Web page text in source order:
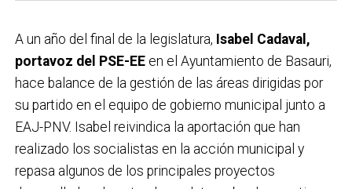
A un año del final de la legislatura, Isabel Cadaval,
portavoz del PSE-EEen el Ayuntamiento de Basauri,
hace balance de la gestión de las áreas dirigidas por
su partido en el equipo de gobierno municipal junto a
EAJ-PNV. Isabel reivindica la aportación que han
realizado los socialistas en la acción municipal y
repasa algunos de los principales proyectos